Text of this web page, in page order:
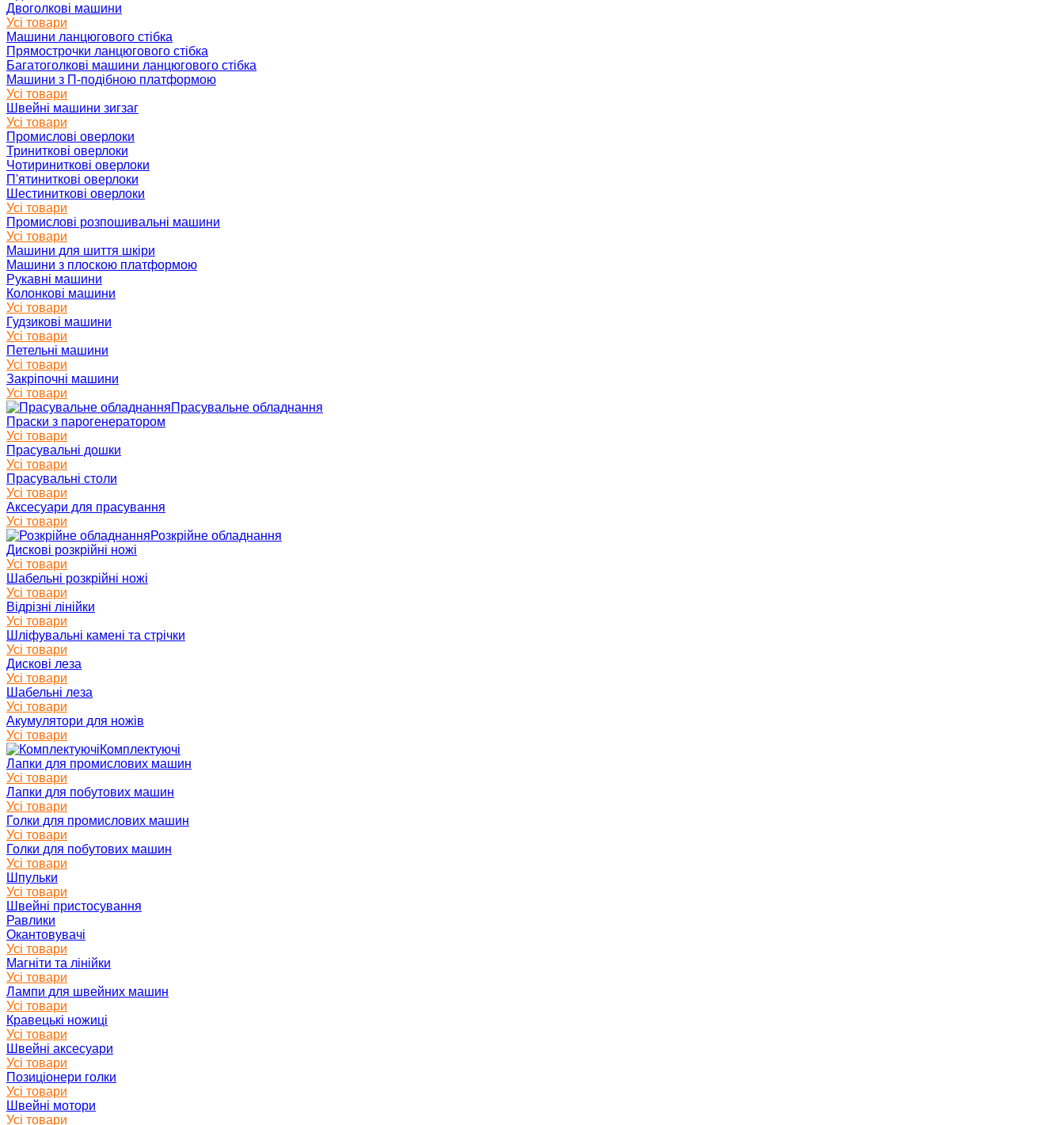
Двоголкові машини
Усі товари
Машини ланцюгового стібка
Прямострочки ланцюгового стібка
Багатоголкові машини ланцюгового стібка
Машини з П-подібною платформою
Усі товари
Швейні машини зигзаг
Усі товари
Промислові оверлоки
Триниткові оверлоки
Чотириниткові оверлоки
П'ятиниткові оверлоки
Шестиниткові оверлоки
Усі товари
Промислові розпошивальні машини
Усі товари
Машини для шиття шкіри
Машини з плоскою платформою
Рукавні машини
Колонкові машини
Усі товари
Гудзикові машини
Усі товари
Петельні машини
Усі товари
Закріпочні машини
Усі товари
Прасувальне обладнання
Праски з парогенератором
Усі товари
Прасувальні дошки
Усі товари
Прасувальні столи
Усі товари
Аксесуари для прасування
Усі товари
Розкрійне обладнання
Дискові розкрійні ножі
Усі товари
Шабельні розкрійні ножі
Усі товари
Відрізні лінійки
Усі товари
Шліфувальні камені та стрічки
Усі товари
Дискові леза
Усі товари
Шабельні леза
Усі товари
Акумулятори для ножів
Усі товари
Комплектуючі
Лапки для промислових машин
Усі товари
Лапки для побутових машин
Усі товари
Голки для промислових машин
Усі товари
Голки для побутових машин
Усі товари
Шпульки
Усі товари
Швейні пристосування
Равлики
Окантовувачі
Усі товари
Магніти та лінійки
Усі товари
Лампи для швейних машин
Усі товари
Кравецькі ножиці
Усі товари
Швейні аксесуари
Усі товари
Позиціонери голки
Усі товари
Швейні мотори
Усі товари